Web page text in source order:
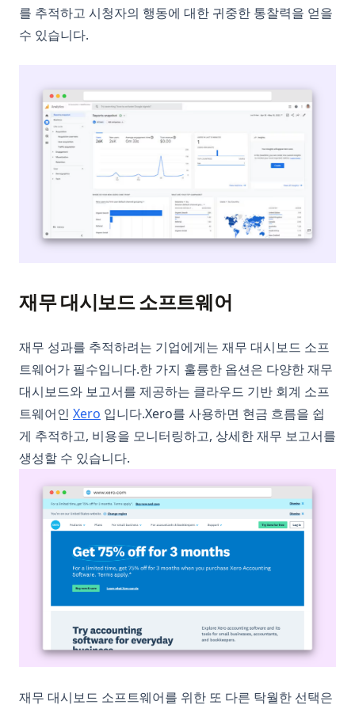
를 추적하고 시청자의 행동에 대한 귀중한 통찰력을 얻을
수 있습니다.
재무 대시보드 소프트웨어
재무 성과를 추적하려는 기업에게는 재무 대시보드 소프
트웨어가 필수입니다.한 가지 훌륭한 옵션은 다양한 재무
대시보드와 보고서를 제공하는 클라우드 기반 회계 소프
트웨어인 Xero (opens in a new tab)
입니다.Xero를 사용하면 현금 흐름을 쉽
게 추적하고, 비용을 모니터링하고, 상세한 재무 보고서를
생성할 수 있습니다.
재무 대시보드 소프트웨어를 위한 또 다른 탁월한 선택은